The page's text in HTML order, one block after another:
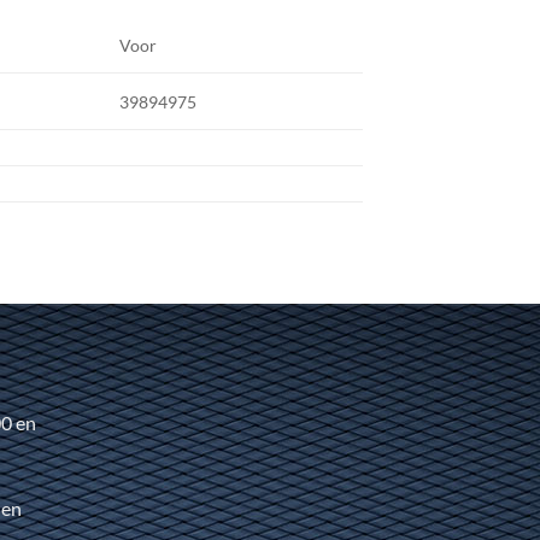
Voor
39894975
en